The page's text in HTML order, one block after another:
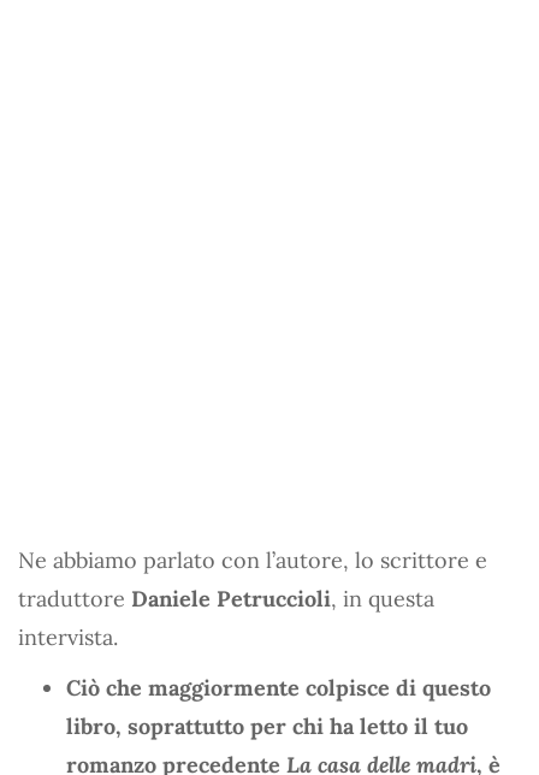
Ne abbiamo parlato con l’autore, lo scrittore e
traduttore Daniele Petruccioli, in questa
intervista.
Ciò che maggiormente colpisce di questo
libro, soprattutto per chi ha letto il tuo
romanzo precedente La casa delle madri, è